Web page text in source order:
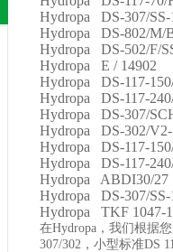
Hydropa DS-307/SS-
Hydropa DS-802/M/
Hydropa DS-502/F/
Hydropa E / 14902
Hydropa DS-117-
Hydropa DS-117-
Hydropa DS-307/
Hydropa DS-302/
Hydropa DS-117-
Hydropa DS-117-
Hydropa ABDI30/27
Hydropa DS-307/SS-
Hydropa TKF 1047-
在Hydropa ，我们根据
307/302 ，小型标准DS